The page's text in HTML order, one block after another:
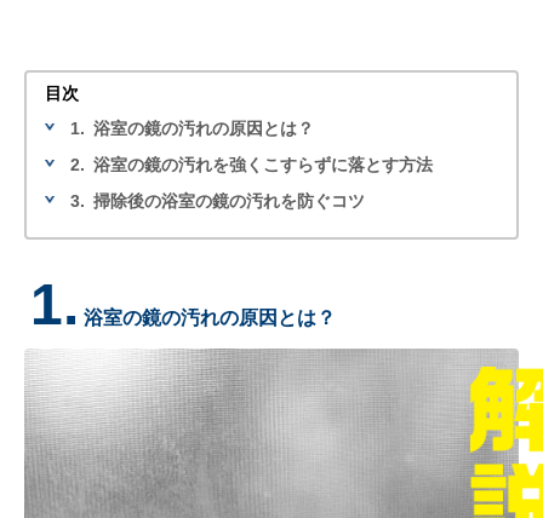
目次
1. 浴室の鏡の汚れの原因とは？
2. 浴室の鏡の汚れを強くこすらずに落とす方法
3. 掃除後の浴室の鏡の汚れを防ぐコツ
1. 浴室の鏡の汚れの原因とは？